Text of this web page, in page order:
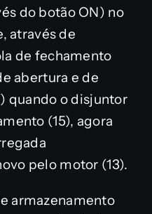
do botão ON) no
através de
de fechamento
abertura e de
quando o disjuntor
(15), agora
pelo motor (13).
armazenamento